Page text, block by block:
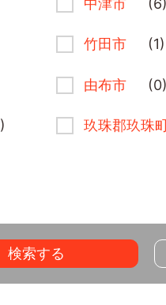
竹田市 (1)
由布市 (0)
玖珠郡玖珠
検索する